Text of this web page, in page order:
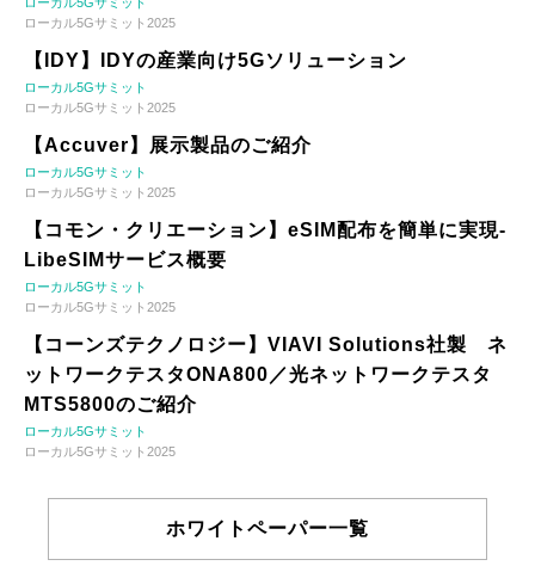
ローカル5Gサミット2025
【IDY】IDYの産業向け5Gソリューション
ローカル5Gサミット
ローカル5Gサミット2025
【Accuver】展示製品のご紹介
ローカル5Gサミット
ローカル5Gサミット2025
【コモン・クリエーション】eSIM配布を簡単に実現-
LibeSIMサービス概要
ローカル5Gサミット
ローカル5Gサミット2025
【コーンズテクノロジー】VIAVI Solutions社製 ネ
ットワークテスタONA800／光ネットワークテスタ
MTS5800のご紹介
ローカル5Gサミット
ローカル5Gサミット2025
ホワイトペーパー一覧